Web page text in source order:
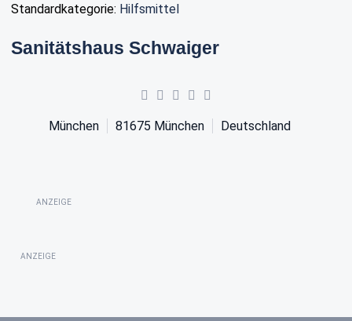
Standardkategorie: Hilfsmittel
Sanitätshaus Schwaiger
München 81675 München Deutschland
ANZEIGE
ANZEIGE